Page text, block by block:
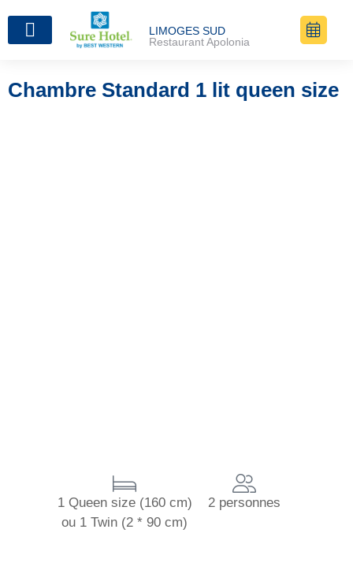
LIMOGES SUD
Restaurant Apolonia
Chambre Standard 1 lit queen size
1 Queen size (160 cm)
ou 1 Twin (2 * 90 cm)
2 personnes